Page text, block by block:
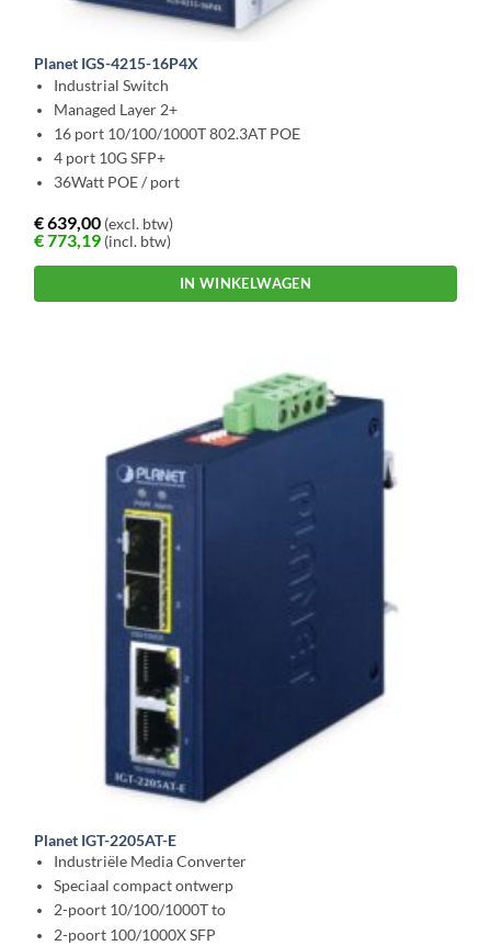
Planet IGS-4215-16P4X
Industrial Switch
Managed Layer 2+
16 port 10/100/1000T 802.3AT POE
4 port 10G SFP+
36Watt POE / port
€639,00 (excl. btw)
€773,19 (incl. btw)
IN WINKELWAGEN
Planet IGT-2205AT-E
Industriële Media Converter
Speciaal compact ontwerp
2-poort 10/100/1000T to
2-poort 100/1000X SFP